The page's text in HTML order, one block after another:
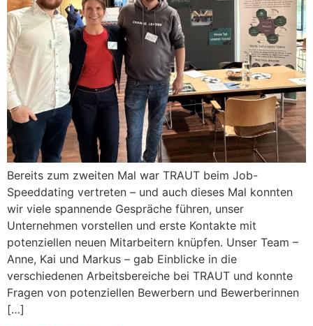
Bereits zum zweiten Mal war TRAUT beim Job-
Speeddating vertreten – und auch dieses Mal konnten
wir viele spannende Gespräche führen, unser
Unternehmen vorstellen und erste Kontakte mit
potenziellen neuen Mitarbeitern knüpfen. Unser Team –
Anne, Kai und Markus – gab Einblicke in die
verschiedenen Arbeitsbereiche bei TRAUT und konnte
Fragen von potenziellen Bewerbern und Bewerberinnen
[…]